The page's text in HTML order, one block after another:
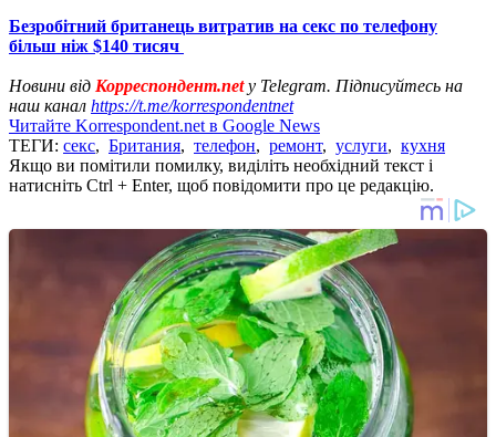
Безробітний британець витратив на секс по телефону
більш ніж $140 тисяч
Новини від Корреспондент.netу Telegram. Підписуйтесь на
наш канал https://t.me/korrespondentnet
Читайте Korrespondent.net в Google News
ТЕГИ: секс, Британия, телефон, ремонт, услуги, кухня
Якщо ви помітили помилку, виділіть необхідний текст і
натисніть Ctrl + Enter, щоб повідомити про це редакцію.